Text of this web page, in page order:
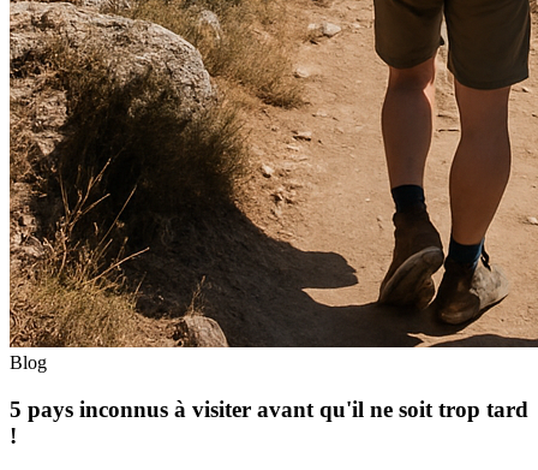
Blog
5 pays inconnus à visiter avant qu'il ne soit trop tard
!